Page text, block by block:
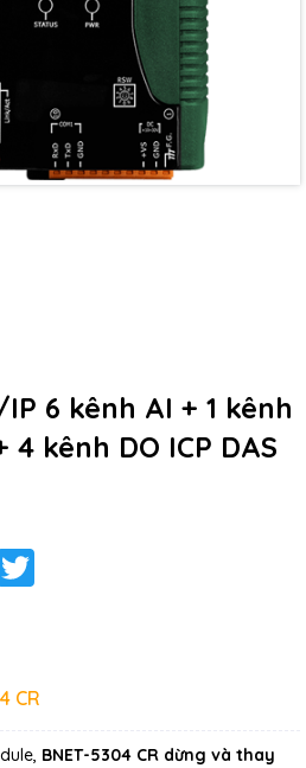
6 kênh AI + 1 kênh
4 kênh DO ICP DAS
CR
BNET-5304 CR dừng và thay